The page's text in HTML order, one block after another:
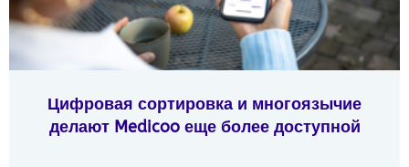
Цифровая сортировка и многоязычие
делают Medicoo еще более доступной